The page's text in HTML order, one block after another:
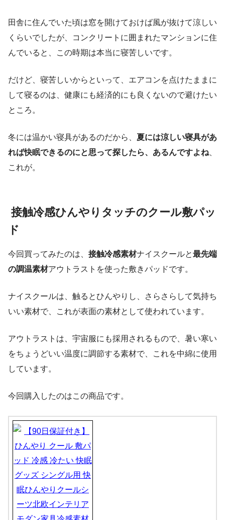
田舎に住んでいた頃は窓を開けておけば風が抜けて涼しい
くらいでしたが、コンクリートに囲まれたマンションに住
んでいると、この時期は本当に寝苦しいです。
だけど、寝苦しいからといって、エアコンを点けたままに
して寝るのは、健康にも経済的にも良くないので避けたい
ところ。
冬には温かい寝具があるのだから、 夏には涼しい寝具があ
れば快眠できるのにと思って探したら、あるんですよね
これが。
接触冷感ひんやりタッチのクール敷パッ
ド
今回買ってみたのは、 接触冷感素材ナイスクールと最先端
の調温素材アウトラストを使った敷きパッドです。
ナイスクールは、触るとひんやりし、さらさらして気持ち
いい素材で、これが表面の素材として使われています。
アウトラストは、宇宙服にも採用されるもので、暑い寒い
をちょうどいい温度に調節する素材で、これを中綿に使用
しています。
今回購入したのはこの商品です。